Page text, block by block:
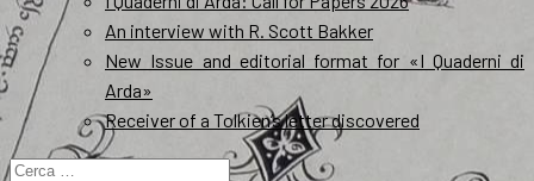
An interview with R. Scott Bakker
New Issue and editorial format for «I Quaderni di
Arda»
Receiver of a Tolkien’s letter discovered
Ricerca